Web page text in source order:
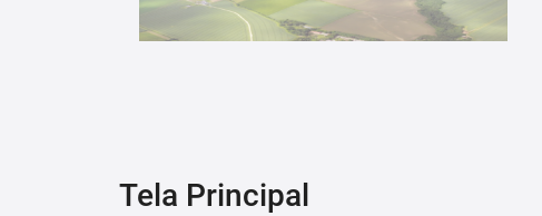
Tela Principal